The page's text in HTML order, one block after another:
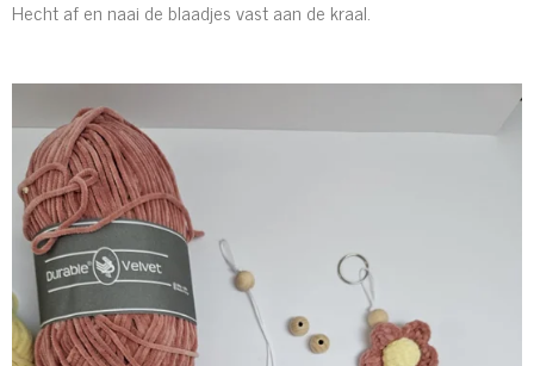
Hecht af en naai de blaadjes vast aan de kraal.